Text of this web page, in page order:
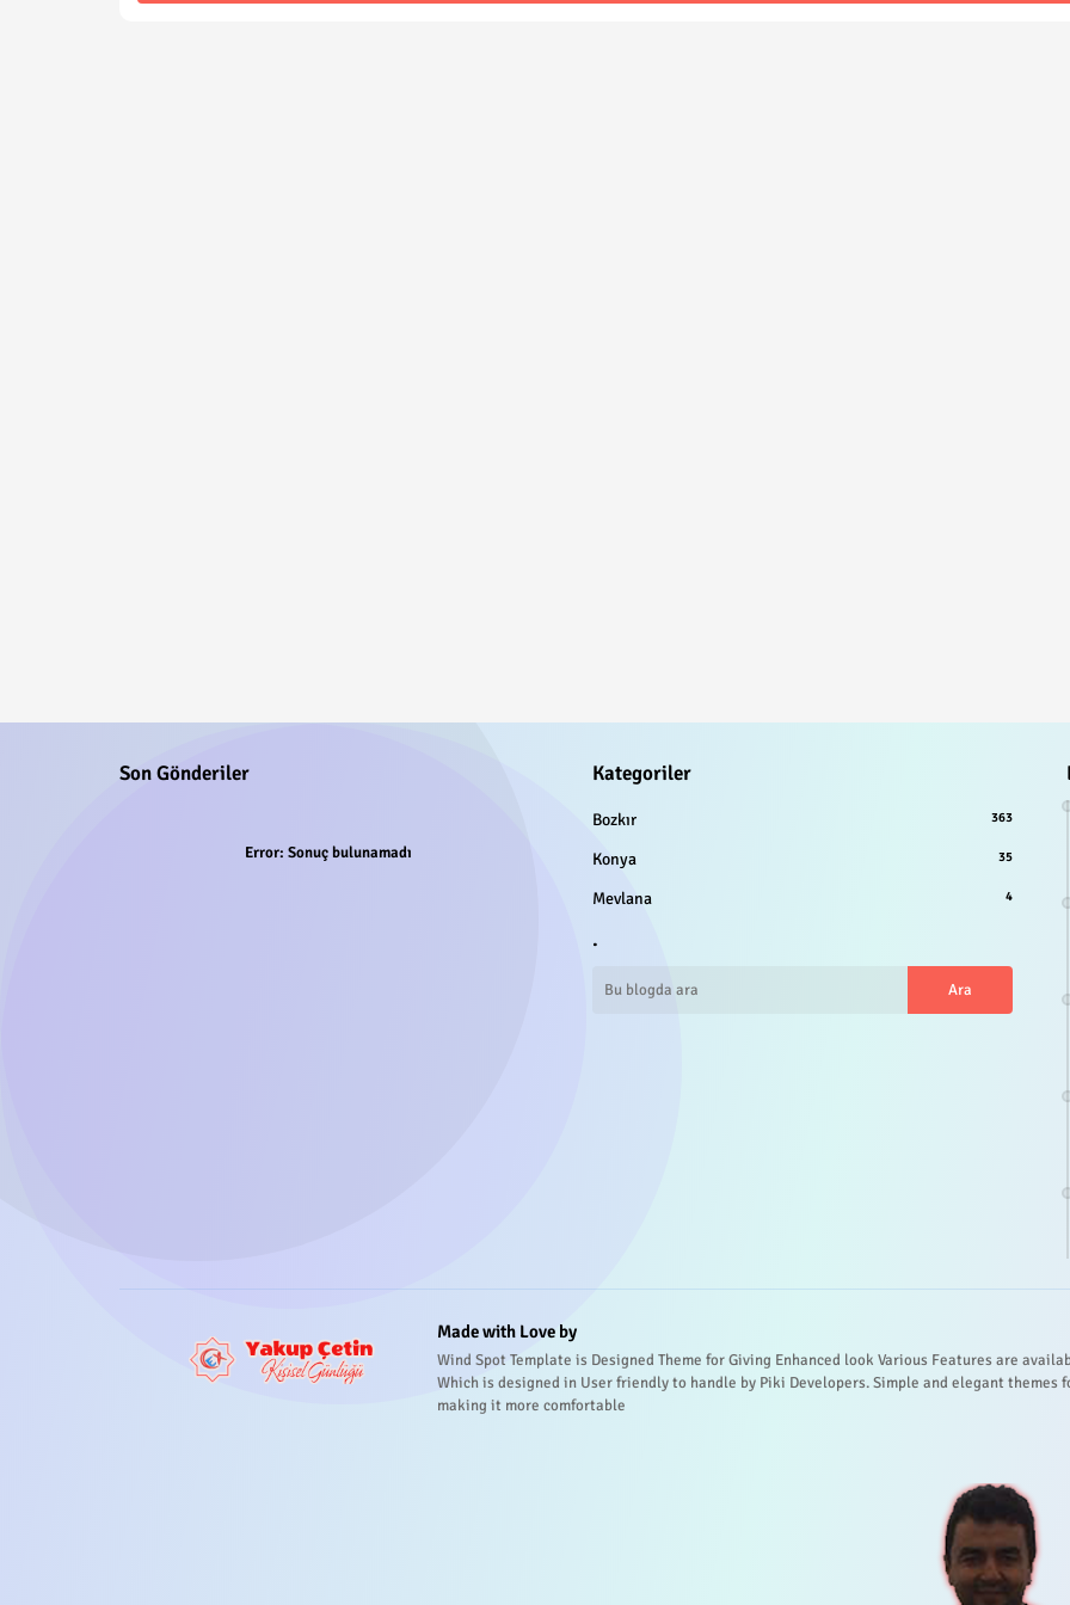
Son Gönderiler
Error: Sonuç bulunamadı
Kategoriler
Bozkır 363
Konya 35
Mevlana 4
.
Made with Love by
Wind Spot Template is Designed Theme for Giving Enhanced look Various Features are
Which is designed in User friendly to handle by Piki Developers. Simple and elegant themes
making it more comfortable